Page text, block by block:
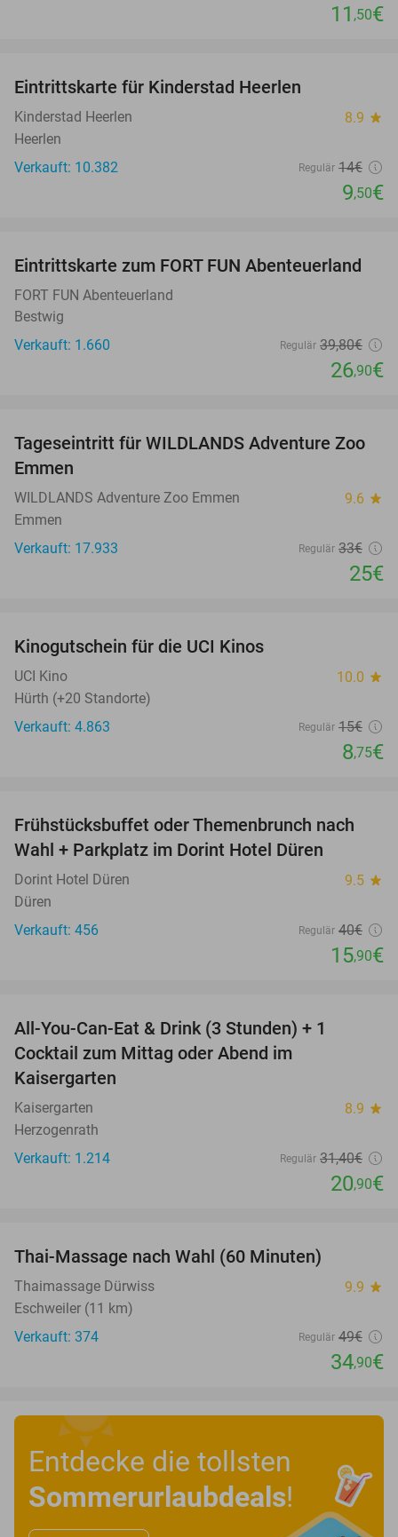
11 ,50€
Eintrittskarte für Kinderstad Heerlen
Kinderstad Heerlen 8.9 star
Heerlen
Verkauft: 10.382
Regulär 14€
9,50€
32%
Eintrittskarte zum FORT FUN Abenteuerland
FORT FUN Abenteuerland
Bestwig
Verkauft: 1.660
Regulär 39,80€
26,90€
24%
Tageseintritt für WILDLANDS Adventure Zoo
Emmen
WILDLANDS Adventure Zoo Emmen 9.6 star
Emmen
Verkauft: 17.933
Regulär 33€
25€
Kinogutschein für die UCI Kinos
UCI Kino 10.0 star
Hürth (+20 Standorte)
Verkauft: 4.863
Regulär 15€
8,75€
60%
Frühstücksbuffet oder Themenbrunch nach
Wahl + Parkplatz im Dorint Hotel Düren
Dorint Hotel Düren 9.5 star
Düren
Verkauft: 456
Regulär 40€
15,90€
All-You-Can-Eat & Drink (3 Stunden) + 1
Cocktail zum Mittag oder Abend im
Kaisergarten
Kaisergarten 8.9 star
Herzogenrath
Verkauft: 1.214
Regulär 31,40€
20,90€
Thai-Massage nach Wahl (60 Minuten)
Thaimassage Dürwiss 9.9 star
Eschweiler (11 km)
Verkauft: 374
Regulär 49€
34,90€
Entdecke die tollsten
Sommerurlaubdeals!